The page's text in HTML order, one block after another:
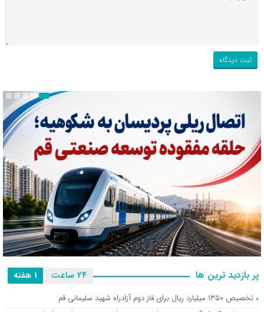
اتصال ریلی پردیسان به شکوهیه؛ حلقه مفقوده توسعه صنعتی قم
پر بازدید ترین ها 1 هفته 24 ساعت
تخصیص ۱۳۵۰ میلیارد ریال برای فاز دوم آزادراه شهید سلیمانی قم